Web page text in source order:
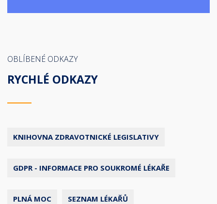
OBLÍBENÉ ODKAZY
RYCHLÉ ODKAZY
KNIHOVNA ZDRAVOTNICKÉ LEGISLATIVY
GDPR - INFORMACE PRO SOUKROMÉ LÉKAŘE
PLNÁ MOC SEZNAM LÉKAŘŮ